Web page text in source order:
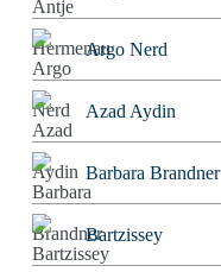
Argo Nerd
Azad Aydin
Barbara Brandner
Bartzissey